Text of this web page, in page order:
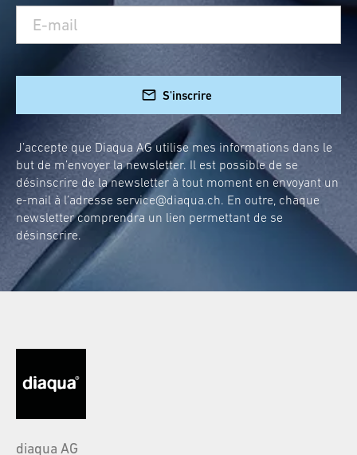
S'inscrire
J’accepte que Diaqua AG utilise mes informations dans le
but de m’envoyer la newsletter. Il est possible de se
désinscrire de la newsletter à tout moment en envoyant un
e-mail à l’adresse service@diaqua.ch. En outre, chaque
newsletter comprendra un lien permettant de se
désinscrire.
diaqua AG